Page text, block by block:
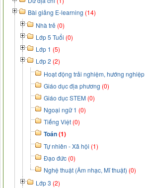
Bài giảng E-learning (14)
Nhà trẻ (0)
Lớp 5 Tuổi (0)
Lớp 1 (5)
Lớp 2 (2)
Hoạt động trải nghiệm, hướng nghiệp
Giáo dục địa phương (0)
Giáo dục STEM (0)
Ngoại ngữ 1 (0)
Tiếng Việt (0)
Toán(1)
Tự nhiên - Xã hội (1)
Đạo đức (0)
Nghệ thuật (Âm nhạc, Mĩ thuật) (0)
Lớp 3 (2)